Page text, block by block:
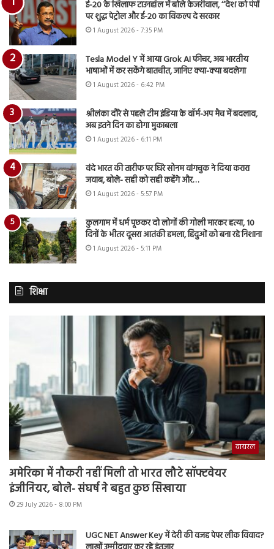
ई-20 के खिलाफ टाउनहॉल में बोले केजरीवाल, ‘‘देश को पंपों
पर शुद्ध पेट्रोल और ई-20 का विकल्प दे सरकार
1 August 2026 - 7:35 PM
Tesla Model Y में आया Grok AI फीचर, अब भारतीय
भाषाओं में कर सकेंगे बातचीत, जानिए क्या-क्या बदलेगा
1 August 2026 - 6:42 PM
श्रीलंका दौरे से पहले टीम इंडिया के वॉर्म-अप मैच में बदलाव,
अब इतने दिन का होगा मुकाबला
1 August 2026 - 6:11 PM
वंदे भारत की तारीफ पर घिरे सोनम वांगचुक ने दिया करारा
जवाब, बोले- सही को सही कहेंगे और…
1 August 2026 - 5:57 PM
कुलगाम में धर्म पूछकर दो लोगों की गोली मारकर हत्या, 10
दिनों के भीतर दूसरा आतंकी हमला, हिंदुओं को बना रहे निशाना
1 August 2026 - 5:11 PM
शिक्षा
वायरल
अमेरिका में नौकरी नहीं मिली तो भारत लौटे सॉफ्टवेयर
इंजीनियर, बोले- संघर्ष ने बहुत कुछ सिखाया
29 July 2026 - 8:00 PM
UGC NET Answer Key में देरी की वजह पेपर लीक विवाद?